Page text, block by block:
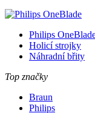
Philips
Holicí strojky
Náhradní břity
Top značky
Braun
Philips